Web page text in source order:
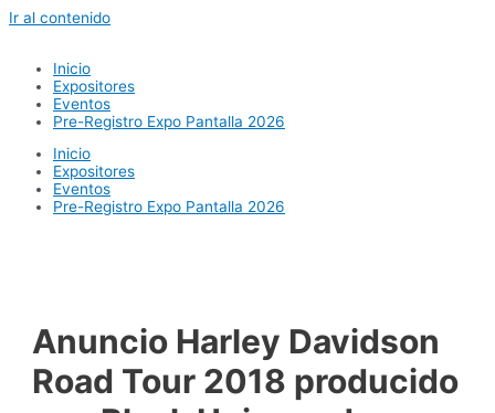
Ir al contenido
Inicio
Expositores
Eventos
Pre-Registro Expo Pantalla 2026
Inicio
Expositores
Eventos
Pre-Registro Expo Pantalla 2026
Anuncio Harley Davidson
Road Tour 2018 producido